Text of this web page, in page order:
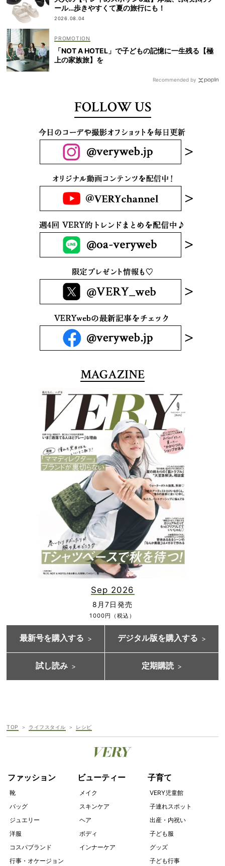
ール…歩きやすくて夏の旅行にも！
2026.08.04
「NOT A HOTEL」で子どもの記憶に一生残る【極
上の家族旅】を
Recommended by
FOLLOW US
MAGAZINE
Sep 2026
8月7日発売
1000円（税込）
最新号を購入する デジタル版を購入する
試し読み 定期購読
TOP ライフスタイル レシピ
ファッション
靴
バッグ
ジュエリー
洋服
コスパブランド
行事・オケージョン
ビューティー
メイク
スキンケア
ヘア
ボディ
インナーケア
子育て
VERY児童館
子連れスポット
出産・内祝い
子ども服
グッズ
子ども行事